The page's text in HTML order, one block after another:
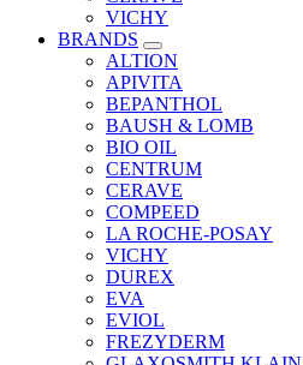
VICHY
BRANDS
ALTION
APIVITA
BEPANTHOL
BAUSH & LOMB
BIO OIL
CENTRUM
CERAVE
COMPEED
LA ROCHE-POSAY
VICHY
DUREX
EVA
EVIOL
FREZYDERM